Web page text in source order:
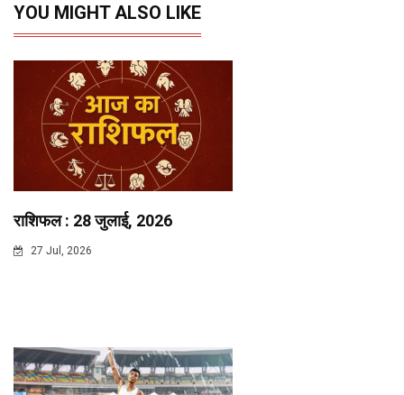
YOU MIGHT ALSO LIKE
राशिफल : 28 जुलाई, 2026
27 Jul, 2026